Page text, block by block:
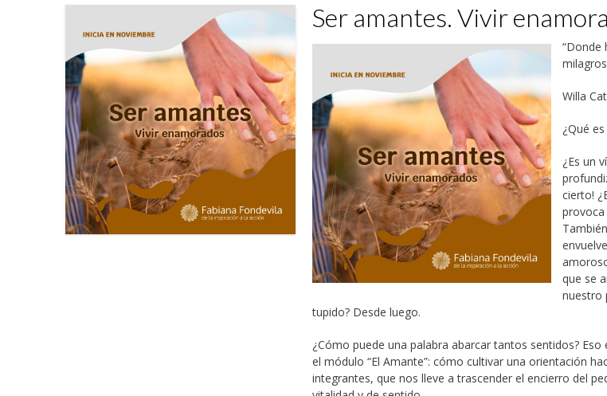
Ser amantes. Vivir
“Donde
Willa
¿Qué
¿Es un
cierto!
provoca
que se
nuestro
tupido? Desde luego.
¿Cómo puede una palabra abarcar tantos sentidos?
el módulo “El Amante”: cómo cultivar una orientación
integrantes, que nos lleve a trascender el encierro del